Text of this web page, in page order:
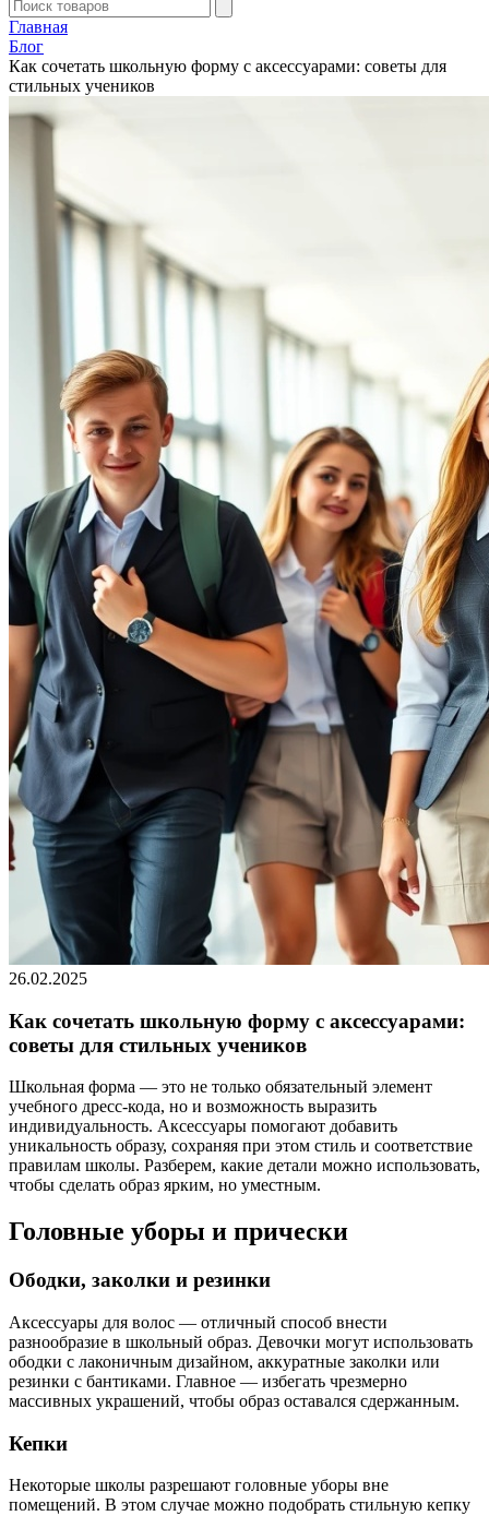
Главная
Блог
Как сочетать школьную форму с аксессуарами: советы для
стильных учеников
26.02.2025
Как сочетать школьную форму с аксессуарами:
советы для стильных учеников
Школьная форма — это не только обязательный элемент
учебного дресс-кода, но и возможность выразить
индивидуальность. Аксессуары помогают добавить
уникальность образу, сохраняя при этом стиль и соответствие
правилам школы. Разберем, какие детали можно использовать,
чтобы сделать образ ярким, но уместным.
Головные уборы и прически
Ободки, заколки и резинки
Аксессуары для волос — отличный способ внести
разнообразие в школьный образ. Девочки могут использовать
ободки с лаконичным дизайном, аккуратные заколки или
резинки с бантиками. Главное — избегать чрезмерно
массивных украшений, чтобы образ оставался сдержанным.
Кепки
Некоторые школы разрешают головные уборы вне
помещений. В этом случае можно подобрать стильную кепку